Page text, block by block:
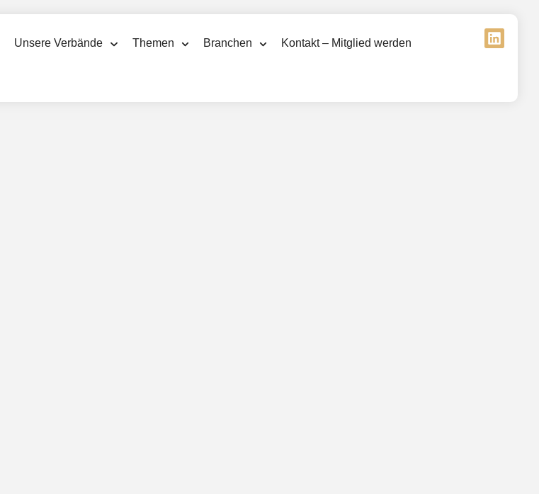
Unsere Verbände Themen Branchen Kontakt – Mitglied werden